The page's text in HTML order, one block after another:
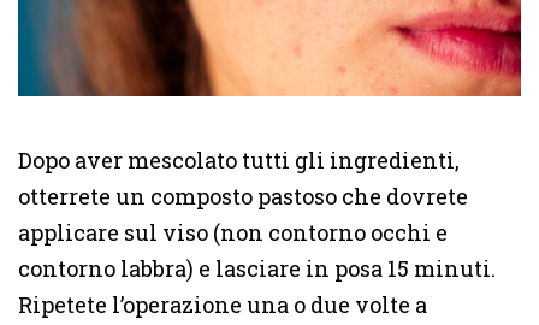
Dopo aver mescolato tutti gli ingredienti,
otterrete un composto pastoso che dovrete
applicare sul viso (non contorno occhi e
contorno labbra) e lasciare in posa 15 minuti.
Ripetete l’operazione una o due volte a